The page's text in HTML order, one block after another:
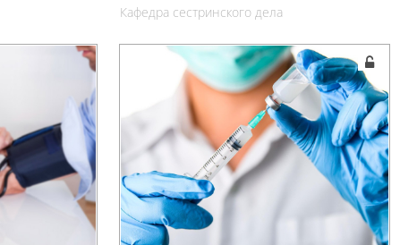
Кафедра сестринского дела